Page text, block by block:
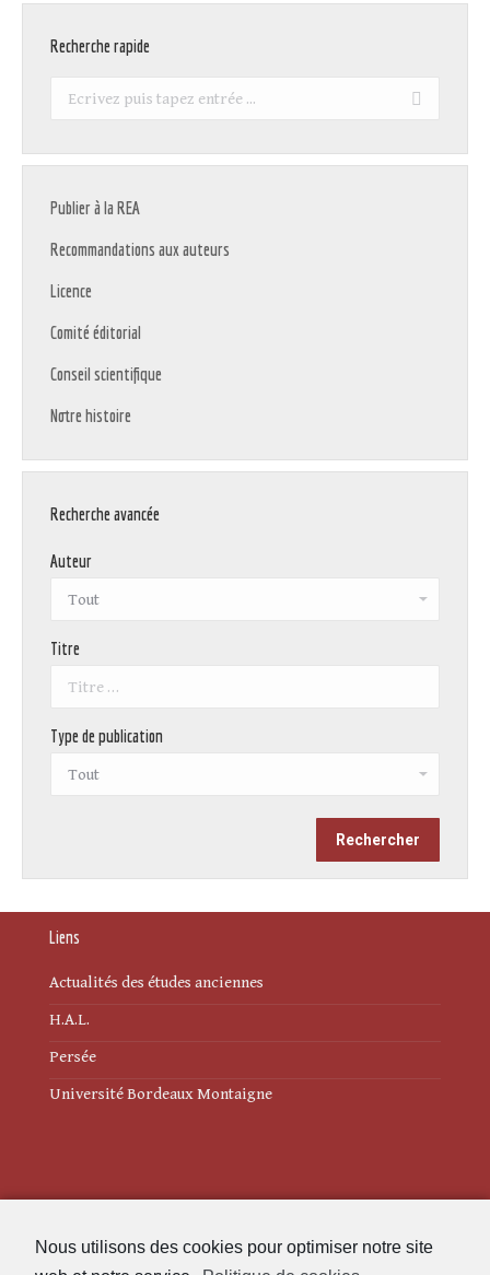
Nous utilisons des cookies pour optimiser notre site
Recherche rapide
Recherche
Publier à la REA
Recommandations aux auteurs
Licence
Comité éditorial
Conseil scientifique
Notre histoire
Recherche avancée
Auteur
Titre
Type de publication
Liens
Actualités des études anciennes
H.A.L.
Persée
Université Bordeaux Montaigne
Politique de cookies (UE)